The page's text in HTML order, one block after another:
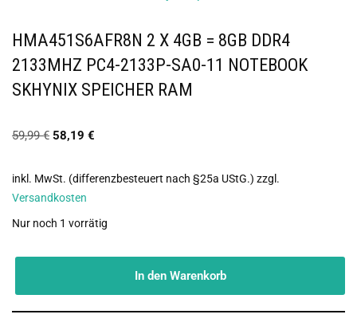
HMA451S6AFR8N 2 X 4GB = 8GB DDR4
2133MHZ PC4-2133P-SA0-11 NOTEBOOK
SKHYNIX SPEICHER RAM
59,99€ 58,19 €
inkl. MwSt. (differenzbesteuert nach §25a UStG.) zzgl.
Versandkosten
Nur noch 1 vorrätig
In den Warenkorb